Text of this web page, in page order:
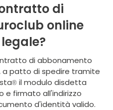
di
online
di abbonamento
a patto di spedire tramite
® il modulo disdetta
e firmato all'indirizzo
d'identità valido.